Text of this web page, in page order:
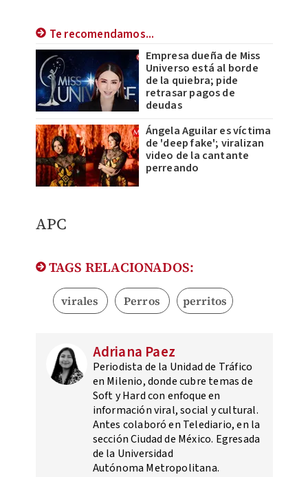
Te recomendamos...
Empresa dueña de Miss
Universo está al borde
de la quiebra; pide
retrasar pagos de
deudas
Ángela Aguilar es víctima
de 'deep fake'; viralizan
video de la cantante
perreando
APC
TAGS RELACIONADOS:
virales Perros perritos
Adriana Paez
Periodista de la Unidad de Tráfico
en Milenio, donde cubre temas de
Soft y Hard con enfoque en
información viral, social y cultural.
Antes colaboró en Telediario, en la
sección Ciudad de México. Egresada
de la Universidad
Autónoma Metropolitana.